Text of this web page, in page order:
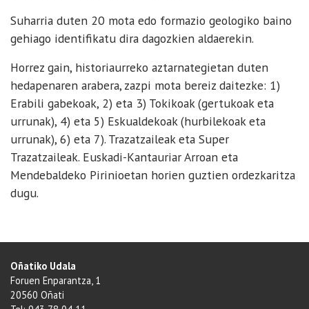
Suharria duten 20 mota edo formazio geologiko baino
gehiago identifikatu dira dagozkien aldaerekin.
Horrez gain, historiaurreko aztarnategietan duten
hedapenaren arabera, zazpi mota bereiz daitezke: 1)
Erabili gabekoak, 2) eta 3) Tokikoak (gertukoak eta
urrunak), 4) eta 5) Eskualdekoak (hurbilekoak eta
urrunak), 6) eta 7). Trazatzaileak eta Super
Trazatzaileak. Euskadi-Kantauriar Arroan eta
Mendebaldeko Pirinioetan horien guztien ordezkaritza
dugu.
Oñatiko Udala
Foruen Enparantza, 1
20560 Oñati